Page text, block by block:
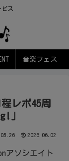
ス
音楽フェス
レポ45周
」
2026.06.02
アソシエイト